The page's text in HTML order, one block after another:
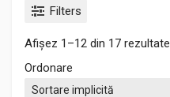
Filters
Afișez 1–12 din 17 rezultate
Ordonare